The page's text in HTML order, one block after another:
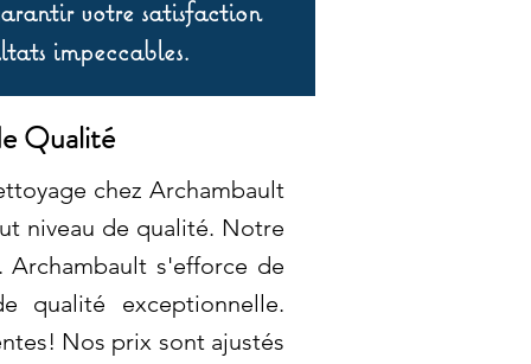
votre satisfaction
impeccables.
Qualité
chez Archambault
niveau de qualité. Notre
s'efforce de
qualité exceptionnelle.
Nos prix sont ajustés